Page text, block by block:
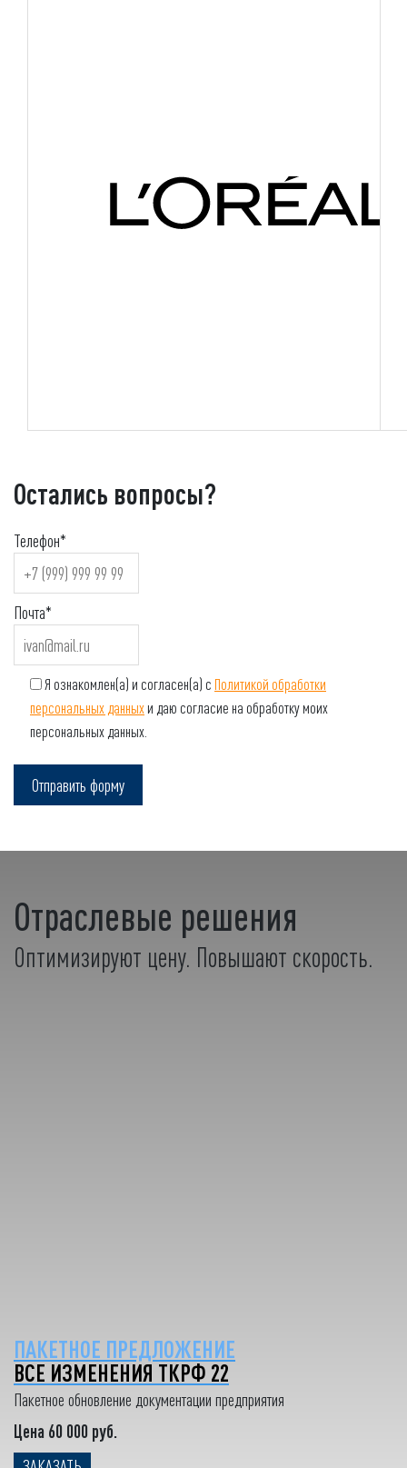
Остались вопросы?
Телефон*
Почта*
Я ознакомлен(а) и согласен(а) сПолитикой обработки
персональных данныхи даю согласие на обработку моих
персональных данных.
Отраслевые решения
Оптимизируют цену. Повышают скорость.
ПАКЕТНОЕ ПРЕДЛОЖЕНИЕ
ВСЕ ИЗМЕНЕНИЯ ТКРФ 22
Пакетное обновление документации предприятия
Цена 60 000 руб.